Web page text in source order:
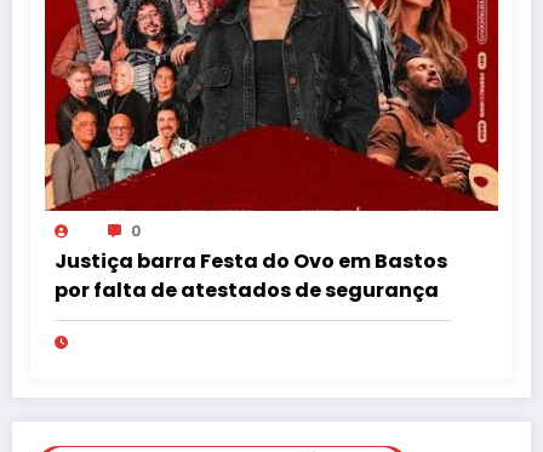
0
Justiça barra Festa do Ovo em Bastos
por falta de atestados de segurança